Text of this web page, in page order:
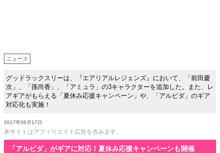
ニュース
グッドラックスリーは、『エアリアルレジェンズ』において、「前田慶
次」、「孫尚香」、「アミュラ」の3キャラクターを追加した。また、レ
アギアがもらえる「夏休み応援キャンペーン」や、「アルビダ」のギア
対応化も実施！
2017年08月17日
本サイトはアフィリエイト広告を含みます。
「アルビダ」がギアに対応！夏休み応援キャンペーンも開催